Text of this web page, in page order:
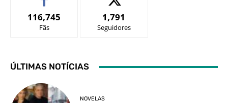
116,745
Fãs
1,791
Seguidores
ÚLTIMAS NOTÍCIAS
NOVELAS